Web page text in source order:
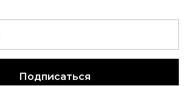
Подписаться